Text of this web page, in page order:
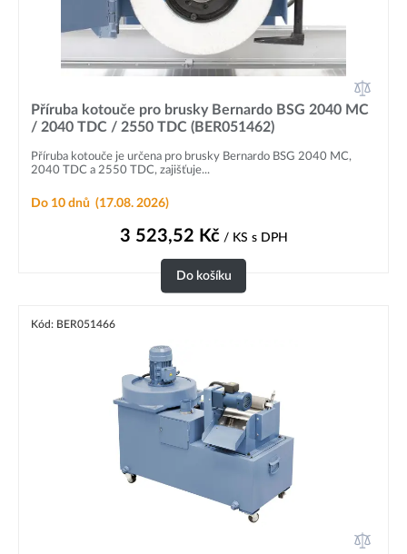
Příruba kotouče pro brusky Bernardo BSG 2040 MC
/ 2040 TDC / 2550 TDC (BER051462)
Příruba kotouče je určena pro brusky Bernardo BSG 2040 MC,
2040 TDC a 2550 TDC, zajišťuje...
Do 10 dnů (17.08. 2026)
3 523,52 Kč/ KS s DPH
Do košíku
Kód: BER051466